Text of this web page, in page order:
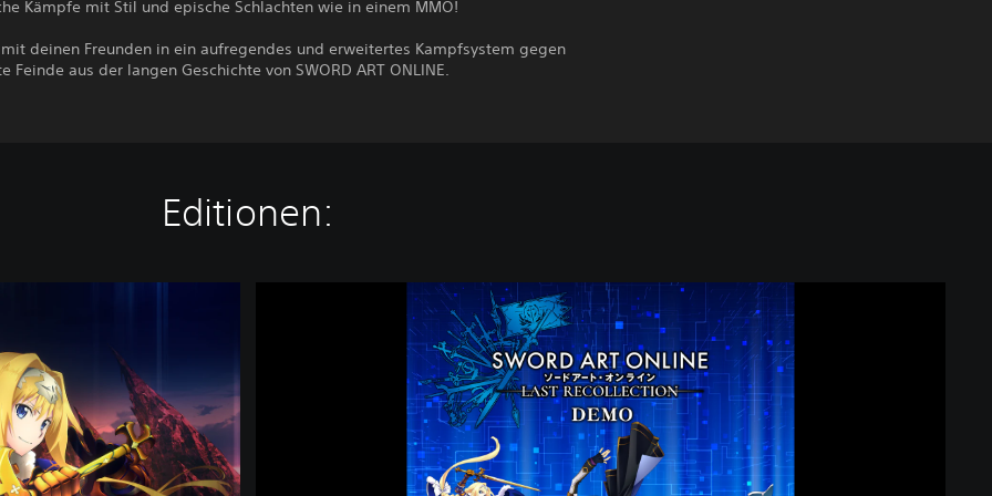
Kämpfe mit Stil und epische Schlachten wie in einem MMO!
deinen Freunden in ein aufregendes und erweitertes Kampfsystem gegen
Feinde aus der langen Geschichte von SWORD ART ONLINE.
Editionen: